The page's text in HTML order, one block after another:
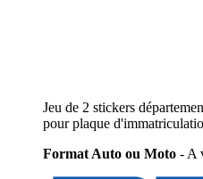
Jeu de 2 stickers
pour plaque
Format Auto ou Moto - A